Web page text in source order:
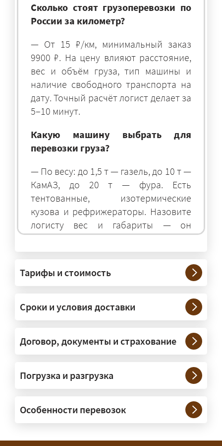
Сколько стоят грузоперевозки по
России за километр?
— От 15 ₽/км, минимальный заказ
9900 ₽. На цену влияют расстояние,
вес и объём груза, тип машины и
наличие свободного транспорта на
дату. Точный расчёт логист делает за
5–10 минут.
Какую машину выбрать для
перевозки груза?
— По весу: до 1,5 т — газель, до 10 т —
КамАЗ, до 20 т — фура. Есть
тентованные, изотермические
кузова и рефрижераторы. Назовите
логисту вес и габариты — он
подберёт оптимальный транспорт.
— Штатно — от 100 кг до 20 тонн.
Мелкие партии едут догрузом,
крупные — отдельной машиной.
Тяжеловесы 30–90 т организуем
через проверенных партнёров.
России?
межгородних перевозках по всей
России (от 100 км). Груз едет от
адреса до адреса на одной машине,
Тарифы и стоимость
Сроки и условия доставки
Договор, документы и страхование
Погрузка и разгрузка
Особенности перевозок